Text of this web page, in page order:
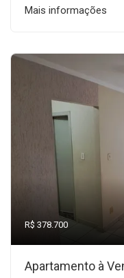
Mais informações
R$ 378.700
Apartamento à